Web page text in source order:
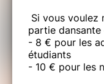
Si vous voulez
partie dansante
- 8 € pour les
étudiants
- 10 € pour les